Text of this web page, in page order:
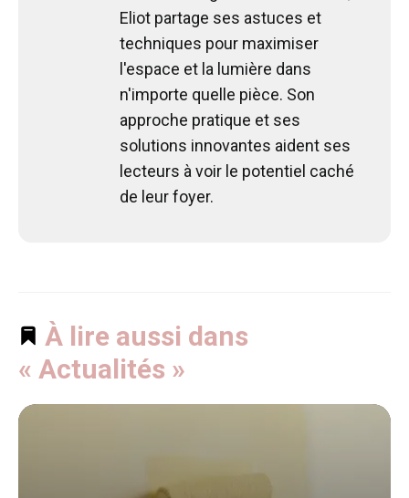
Eliot partage ses astuces et
techniques pour maximiser
l'espace et la lumière dans
n'importe quelle pièce. Son
approche pratique et ses
solutions innovantes aident ses
lecteurs à voir le potentiel caché
de leur foyer.
À lire aussi dans
« Actualités »